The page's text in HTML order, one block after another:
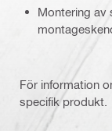
Montering av
För information
specifik produkt.